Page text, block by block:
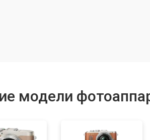
модели